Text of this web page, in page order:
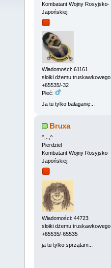
Kombatant Wojny Rosyjsko-
Japońskiej
Wiadomości: 61161
słoiki dżemu truskawkowego
+65535/-32
Płeć:
Ja tu tylko bałaganię...
Bruxa
^,..,^
Pierdziel
Kombatant Wojny Rosyjsko-
Japońskiej
Wiadomości: 44723
słoiki dżemu truskawkowego
+65535/-65535
ja tu tylko sprzątam...